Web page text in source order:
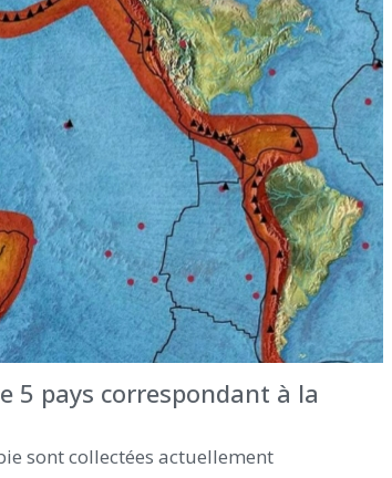
5 pays correspondant à la
sont collectées actuellement